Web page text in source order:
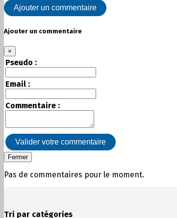
Ajouter un commentaire
Ajouter un commentaire
×
Pseudo :
Email :
Commentaire :
Valider votre commentaire
Fermer
Pas de commentaires pour le moment.
Tri par catégories